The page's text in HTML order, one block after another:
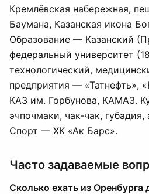
Кремлёвская набережная,
Баумана, Казанская икона
Образование — Казанский
федеральный университет
технологический,
предприятия — «Татнефть»,
КАЗ им. Горбунова, КАМАЗ.
эчпочмаки, чак-чак,
Спорт — ХК «Ак Барс».
Часто задаваемые
Сколько ехать из Оренбурга